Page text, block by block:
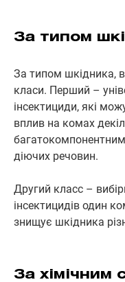
За типом
За типом шкідника,
класи. Перший –
інсектициди, які
вплив на комах
діючих речовин.
Другий класс –
інсектицидів один
знищує шкідника
За хімічним